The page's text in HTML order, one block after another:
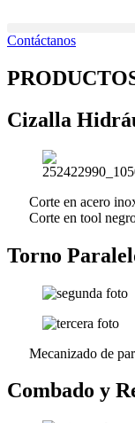
contenido
Contáctanos
Cizalla
Corte en acero
Corte en tool
Torno
Mecanizado de
Combado y